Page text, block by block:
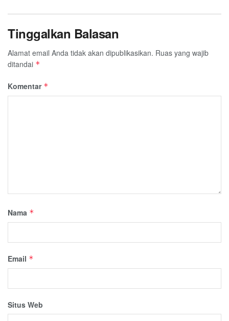
Tinggalkan Balasan
Alamat email Anda tidak akan dipublikasikan. Ruas yang wajib
ditandai *
Komentar *
Nama *
Email *
Situs Web